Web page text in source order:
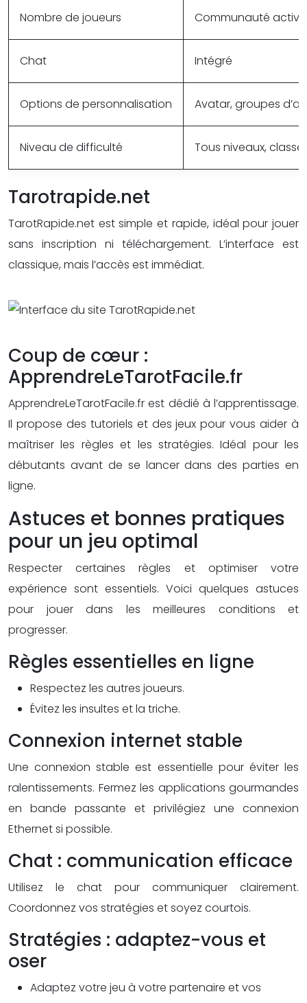
Nombre de joueurs Communauté active
Chat Intégré
Options de personnalisation Avatar, groupes
Niveau de difficulté Tous niveaux,
Tarotrapide.net
TarotRapide.net est simple et rapide, idéal pour jouer
sans inscription ni téléchargement. L’interface est
classique, mais l’accès est immédiat.
Coup de cœur :
ApprendreLeTarotFacile.fr
ApprendreLeTarotFacile.fr est dédié à l’apprentissage.
Il propose des tutoriels et des jeux pour vous aider à
maîtriser les règles et les stratégies. Idéal pour les
débutants avant de se lancer dans des parties en
ligne.
Astuces et bonnes pratiques
pour un jeu optimal
Respecter certaines règles et optimiser votre
expérience sont essentiels. Voici quelques astuces
pour jouer dans les meilleures conditions et
progresser.
Règles essentielles en ligne
Respectez les autres joueurs.
Évitez les insultes et la triche.
Connexion internet stable
Une connexion stable est essentielle pour éviter les
ralentissements. Fermez les applications gourmandes
en bande passante et privilégiez une connexion
Ethernet si possible.
Chat : communication efficace
Utilisez le chat pour communiquer clairement.
Coordonnez vos stratégies et soyez courtois.
Stratégies : adaptez-vous et
oser
Adaptez votre jeu à votre partenaire et vos